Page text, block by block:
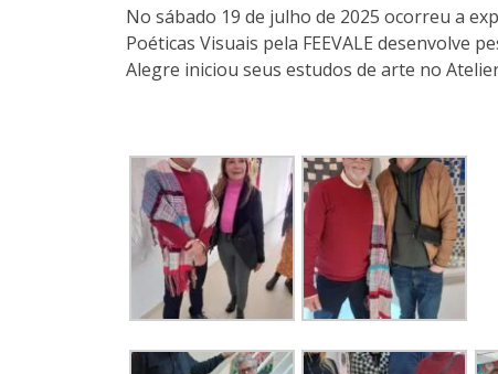
No sábado 19 de julho de 2025 ocorreu a
Poéticas Visuais pela FEEVALE desenvolve
Alegre iniciou seus estudos de arte no